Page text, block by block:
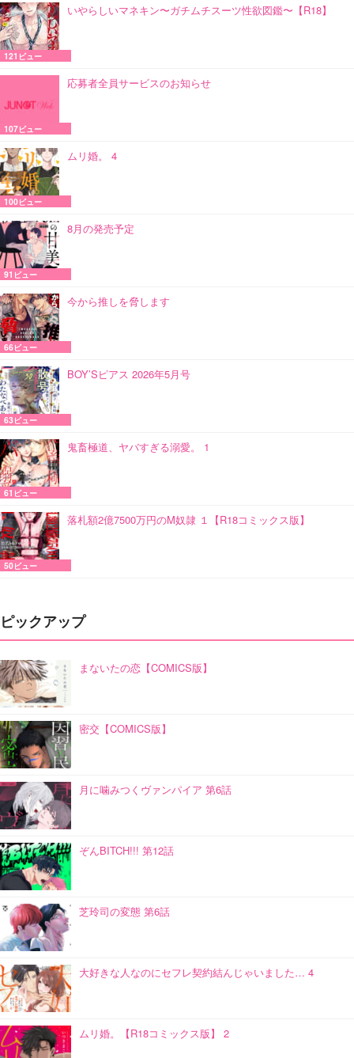
いやらしいマネキン〜ガチムチスーツ性欲図鑑〜【R18】
121ビュー
応募者全員サービスのお知らせ
107ビュー
ムリ婚。 4
100ビュー
8月の発売予定
91ビュー
今から推しを脅します
66ビュー
BOY’Sピアス 2026年5月号
63ビュー
鬼畜極道、ヤバすぎる溺愛。 1
61ビュー
落札額2億7500万円のM奴隷 １【R18コミックス版】
50ビュー
ピックアップ
まないたの恋【COMICS版】
密交【COMICS版】
月に噛みつくヴァンパイア 第6話
ぞんBITCH!!! 第12話
芝玲司の変態 第6話
大好きな人なのにセフレ契約結んじゃいました… 4
ムリ婚。【R18コミックス版】 2